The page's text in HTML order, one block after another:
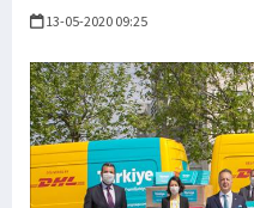
13-05-2020 09:25